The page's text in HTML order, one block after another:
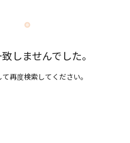
しませんでした。
再度検索してください。